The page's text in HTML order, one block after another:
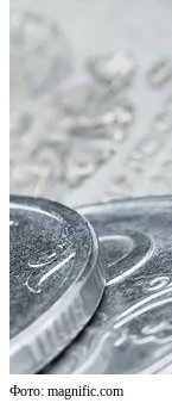
Фото: magnific.com